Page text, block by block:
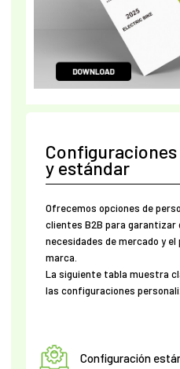
y estándar
Ofrecemos opciones de
clientes B2B para
necesidades de mercado y
marca.
La siguiente tabla muestra
las configuraciones
Configuración